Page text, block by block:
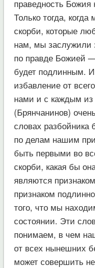
праведность Божия
Только тогда,
скорби, которые
нам, мы заслужили
по правде Божией
будет подлинным. И
избавление от
нами и с каждым из
(Брянчанинов)
словах разбойника
по делам нашим
быть первыми во
скорби, какая бы
являются
признаком
того, что мы
состоянии. Эти
понимаем, в чем
от всех нынешних
может совершить